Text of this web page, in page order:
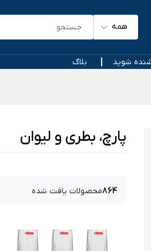
همه
شوید بلاگ
پارچ، بطری و لیوان
864محصولات یافت شده